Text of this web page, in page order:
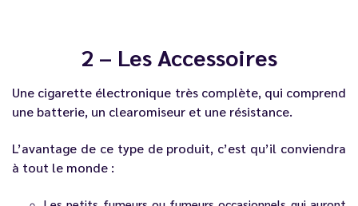
2 – Les Accessoires
Une cigarette électronique très complète, qui comprend
une batterie, un clearomiseur et une résistance.
L’avantage de ce type de produit, c’est qu’il conviendra
à tout le monde :